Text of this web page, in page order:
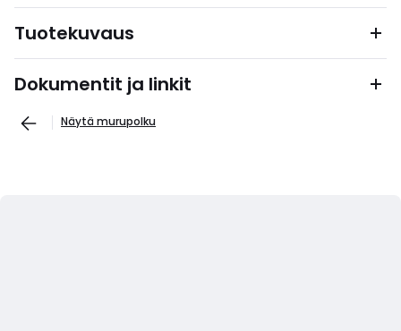
Tuotekuvaus
Dokumentit ja linkit
Näytä murupolku